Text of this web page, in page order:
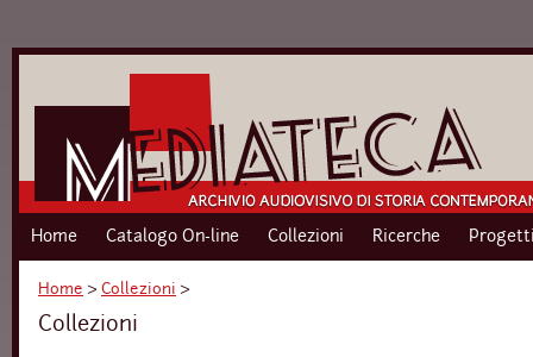
Home Catalogo On-line Collezioni Ricerche
Home › Collezioni ›
Collezioni